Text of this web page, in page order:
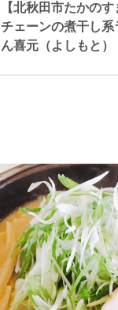
【北秋田市たかの
チェーンの煮干し
ん喜元（よしもと）